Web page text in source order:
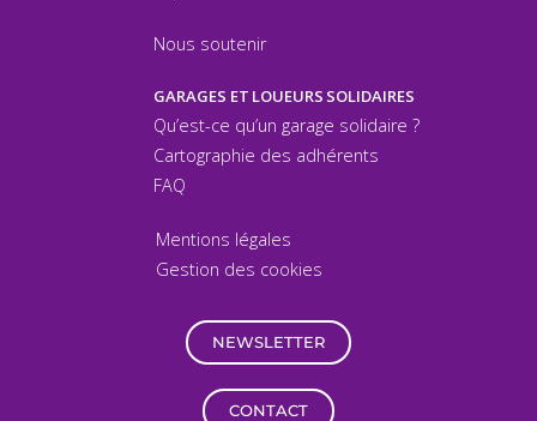
Nous soutenir
GARAGES ET LOUEURS SOLIDAIRES
Qu’est-ce qu’un garage solidaire ?
Cartographie des adhérents
FAQ
Mentions légales
Gestion des cookies
NEWSLETTER
CONTACT